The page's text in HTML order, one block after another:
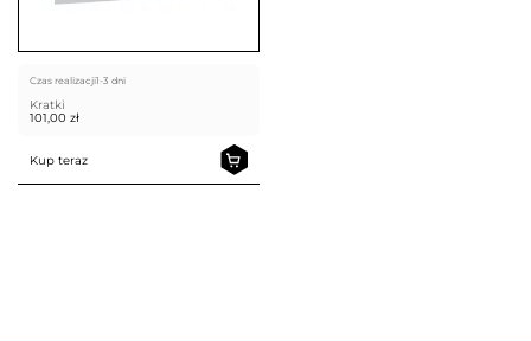
Czas realizacji1-3 dni
Kratki
101,00 zł
Kup teraz